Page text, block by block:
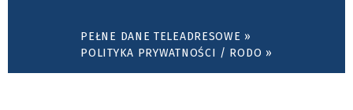
PEŁNE DANE TELEADRESOWE »
POLITYKA PRYWATNOŚCI / RODO »